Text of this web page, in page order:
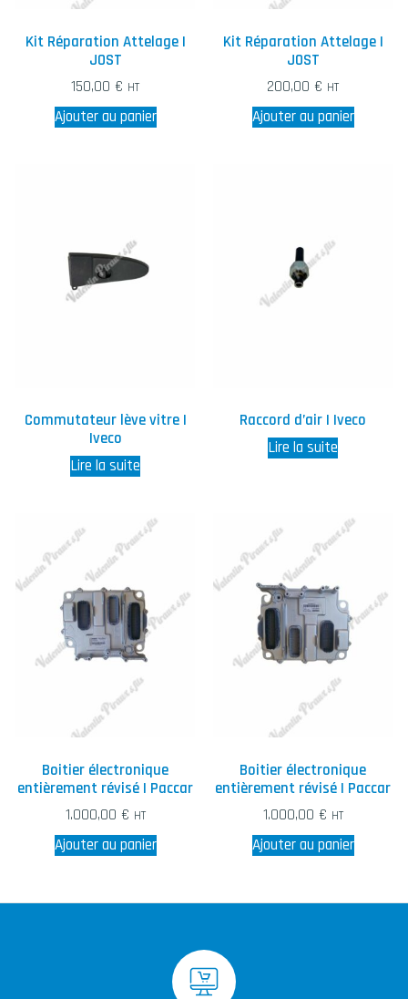
Kit Réparation Attelage |
JOST
150,00 € HT
Ajouter au panier
Kit Réparation Attelage |
JOST
200,00 € HT
Ajouter au panier
Commutateur lève vitre |
Iveco
Lire la suite
Raccord d’air | Iveco
Lire la suite
Boitier électronique
entièrement révisé | Paccar
1.000,00 € HT
Ajouter au panier
Boitier électronique
entièrement révisé | Paccar
1.000,00 € HT
Ajouter au panier